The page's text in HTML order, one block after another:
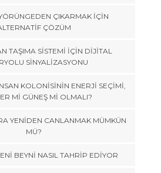
ÇIKARMAK İÇİN
ÇÖZÜM
TAŞIMA SİSTEMİ İÇİN DİJİTAL
SİNYALİZASYONU
KOLONİSİNİN ENERJİ SEÇİMİ,
Mİ GÜNEŞ Mİ OLMALI?
YENİDEN CANLANMAK MÜMKÜN
MÜ?
BEYNİ NASIL TAHRİP EDİYOR